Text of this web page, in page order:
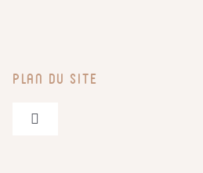
Plan du site
Navigation